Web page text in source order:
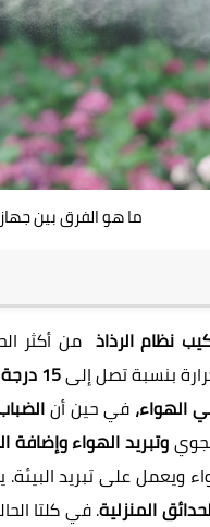
ما هو الفرق بين
نظام الرذاذ من أكثر
بنسبة تصل إلى
الهواء، في حين أن
وتبريد الهواء وإضافة
ويعمل على تبريد البيئة.
المنزلية. في كلتا